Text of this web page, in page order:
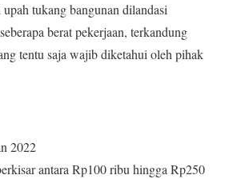
tukang bangunan dilandasi
berat pekerjaan, terkandung
tentu saja wajib diketahui oleh pihak
2022
antara Rp100 ribu hingga Rp250